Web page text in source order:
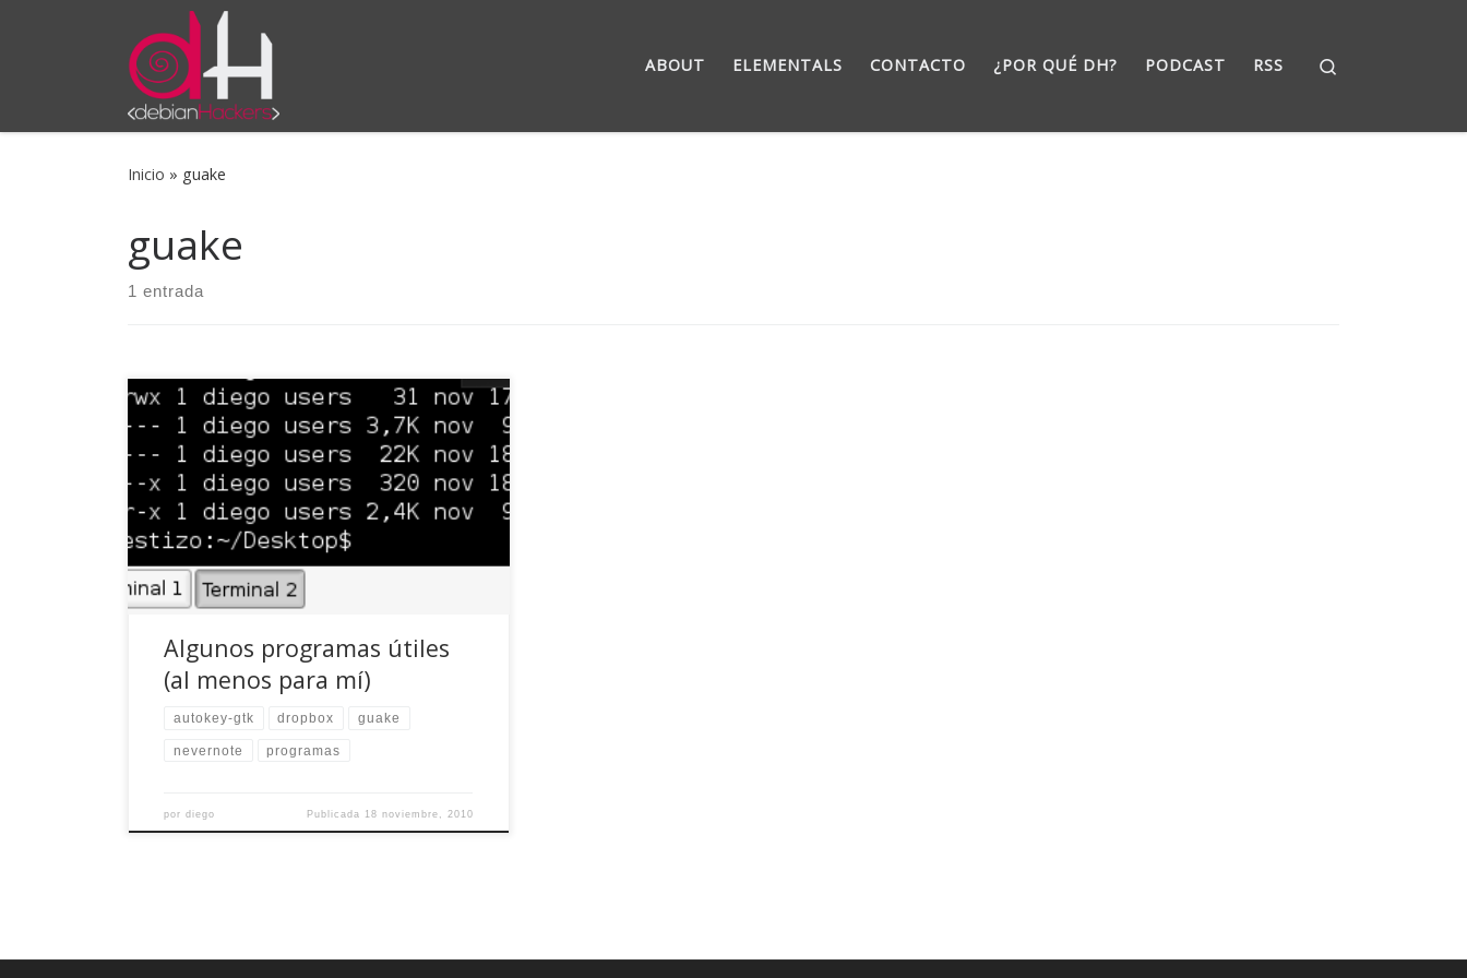
Saltar al contenido
ABOUT ELEMENTALS CONTACTO ¿POR QUÉ DH? PODCAST RSS
Inicio » guake
guake
1 entrada
En la siguiente lista aparecen algunos
programas que últimamente se me han
antojado como imprescindibles. No hay un
orden concreto ni tampoco un único objetivo.
autokey-gtk: ¿cansado de escribir siempre lo
mismo? ¿Le aburre rellenar su nombre,
apellidos e incluir la fecha, hora y zona horaria
en cada parte de […]
Algunos programas útiles
(al menos para mí)
autokey-gtk dropbox guake
nevernote programas
pordiego Publicada 18 noviembre, 2010